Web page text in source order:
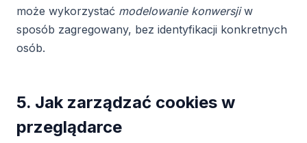
może wykorzystać modelowanie konwersjiw
sposób zagregowany, bez identyfikacji konkretnych
osób.
5. Jak zarządzać cookies w
przeglądarce